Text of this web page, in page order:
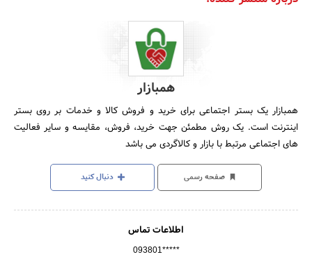
همبازار
همبازار یک بستر اجتماعی برای خرید و فروش کالا و خدمات بر روی بستر
اینترنت است. یک روش مطمئن جهت خرید، فروش، مقایسه و سایر فعالیت
های اجتماعی مرتبط با بازار و کالاگردی می باشد
صفحه رسمی دنبال کنید
اطلاعات تماس
093801*****